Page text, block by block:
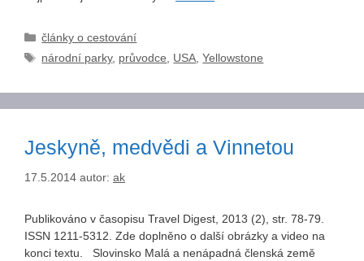
Rubriky
články o cestování
Štítky
národní parky, průvodce, USA,Yellowstone
Jeskyně, medvědi a Vinnetou
17.5.2014 autor: ak
Publikováno v časopisu Travel Digest, 2013 (2), str. 78-79.
ISSN 1211-5312. Zde doplněno o další obrázky a video na
konci textu. Slovinsko Malá a nenápadná členská země